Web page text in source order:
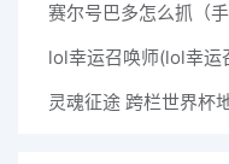
赛尔号巴多怎么抓（
lol幸运召唤师(lol幸运
灵魂征途 跨栏世界杯